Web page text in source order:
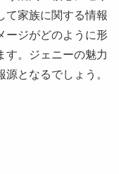
て家族に関する情報
ージがどのように形
す。ジェニーの魅力
となるでしょう。